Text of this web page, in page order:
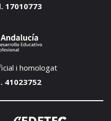
17010773
i homologat
41023752